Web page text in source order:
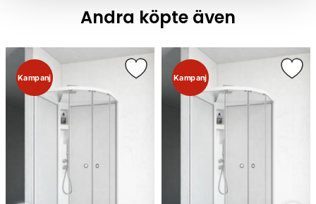
Andra köpte även
Kampanj Kampanj